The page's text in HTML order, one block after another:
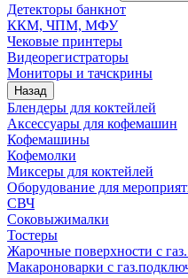
Детекторы банкнот
ККМ, ЧПМ, МФУ
Чековые принтеры
Видеорегистраторы
Мониторы и тачскрины
Назад
Блендеры для коктейлей
Аксессуары для кофемашин
Кофемашины
Кофемолки
Миксеры для коктейлей
Оборудование для
СВЧ
Соковыжималки
Тостеры
Жарочные поверхности с
Макароноварки с